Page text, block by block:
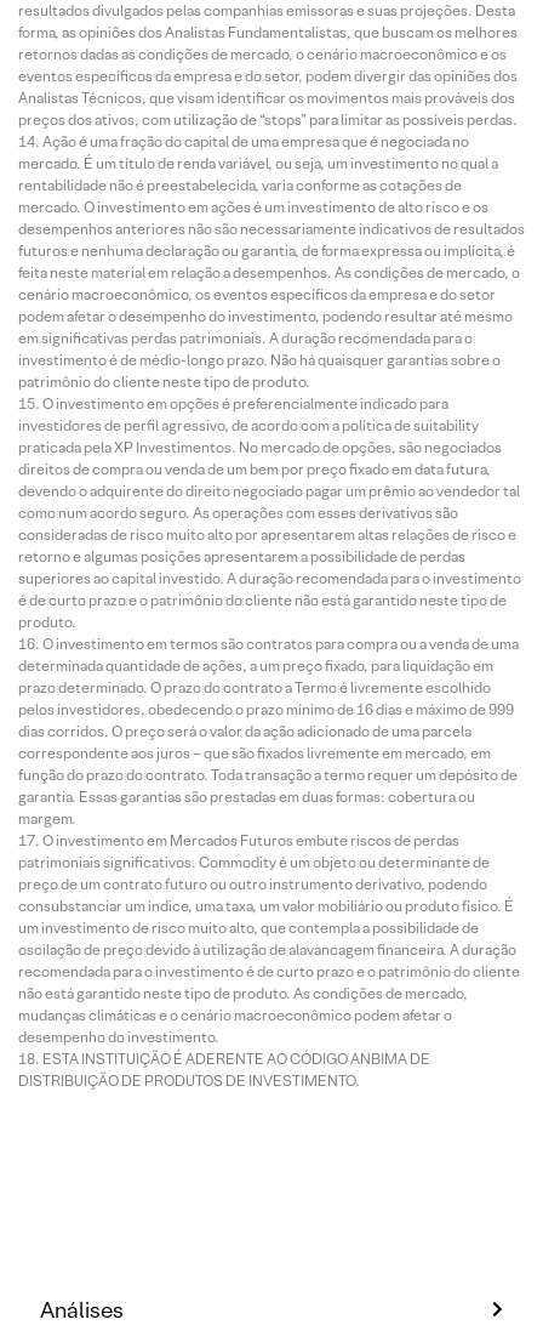
resultados divulgados pelas companhias emissoras e suas projeções. Desta
forma, as opiniões dos Analistas Fundamentalistas, que buscam os melhores
retornos dadas as condições de mercado, o cenário macroeconômico e os
eventos específicos da empresa e do setor, podem divergir das opiniões dos
Analistas Técnicos, que visam identificar os movimentos mais prováveis dos
preços dos ativos, com utilização de “stops” para limitar as possíveis perdas.
Ação é uma fração do capital de uma empresa que é negociada no
mercado. É um título de renda variável, ou seja, um investimento no qual a
rentabilidade não é preestabelecida, varia conforme as cotações de
mercado. O investimento em ações é um investimento de alto risco e os
desempenhos anteriores não são necessariamente indicativos de resultados
futuros e nenhuma declaração ou garantia, de forma expressa ou implícita, é
feita neste material em relação a desempenhos. As condições de mercado, o
cenário macroeconômico, os eventos específicos da empresa e do setor
podem afetar o desempenho do investimento, podendo resultar até mesmo
em significativas perdas patrimoniais. A duração recomendada para o
investimento é de médio-longo prazo. Não há quaisquer garantias sobre o
patrimônio do cliente neste tipo de produto.
O investimento em opções é preferencialmente indicado para
investidores de perfil agressivo, de acordo com a política de suitability
praticada pela XP Investimentos. No mercado de opções, são negociados
direitos de compra ou venda de um bem por preço fixado em data futura,
devendo o adquirente do direito negociado pagar um prêmio ao vendedor tal
como num acordo seguro. As operações com esses derivativos são
consideradas de risco muito alto por apresentarem altas relações de risco e
retorno e algumas posições apresentarem a possibilidade de perdas
superiores ao capital investido. A duração recomendada para o investimento
é de curto prazo e o patrimônio do cliente não está garantido neste tipo de
produto.
O investimento em termos são contratos para compra ou a venda de uma
determinada quantidade de ações, a um preço fixado, para liquidação em
prazo determinado. O prazo do contrato a Termo é livremente escolhido
pelos investidores, obedecendo o prazo mínimo de 16 dias e máximo de 999
dias corridos. O preço será o valor da ação adicionado de uma parcela
correspondente aos juros – que são fixados livremente em mercado, em
função do prazo do contrato. Toda transação a termo requer um depósito de
garantia. Essas garantias são prestadas em duas formas: cobertura ou
margem.
O investimento em Mercados Futuros embute riscos de perdas
patrimoniais significativos. Commodity é um objeto ou determinante de
preço de um contrato futuro ou outro instrumento derivativo, podendo
consubstanciar um índice, uma taxa, um valor mobiliário ou produto físico. É
um investimento de risco muito alto, que contempla a possibilidade de
oscilação de preço devido à utilização de alavancagem financeira. A duração
recomendada para o investimento é de curto prazo e o patrimônio do cliente
não está garantido neste tipo de produto. As condições de mercado,
mudanças climáticas e o cenário macroeconômico podem afetar o
desempenho do investimento.
ESTA INSTITUIÇÃO É ADERENTE AO CÓDIGO ANBIMA DE
DISTRIBUIÇÃO DE PRODUTOS DE INVESTIMENTO.
Análises